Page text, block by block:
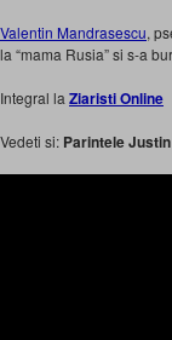
Valentin Mandrasescu,
la “mama Rusia” si s-a
Integral la Ziaristi Online
Vedeti si: Parintele